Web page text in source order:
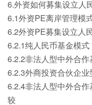
6.外资如何募集设立人
6.1外资PE离岸管理模
6.2外资PE募集设立人
6.2.1纯人民币基金模式
6.2.2非法人型中外合作
6.2.3外商投资合伙企业
6.2.4非法人型中外合
较